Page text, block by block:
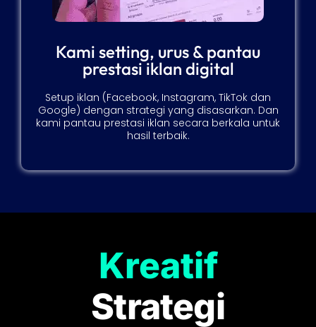
Kami setting, urus & pantau
prestasi iklan digital
Setup iklan (Facebook, Instagram, TikTok dan
Google) dengan strategi yang disasarkan. Dan
kami pantau prestasi iklan secara berkala untuk
hasil terbaik.
Kreatif
Strategi